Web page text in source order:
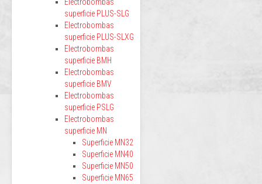
superficie PLUS-SLG
Electrobombas
superficie PLUS-SLXG
Electrobombas
superficie BMH
Electrobombas
superficie BMV
Electrobombas
superficie PSLG
Electrobombas
superficie MN
Superficie MN32
Superficie MN40
Superficie MN50
Superficie MN65